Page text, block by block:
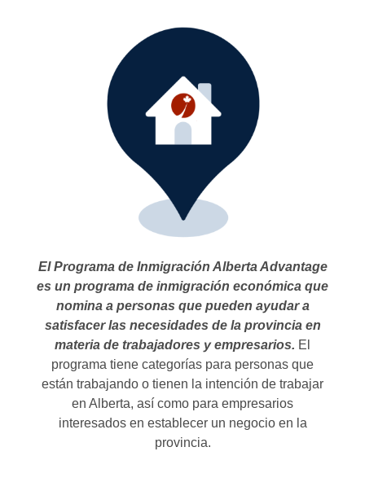
El Programa de Inmigración Alberta Advantage
es un programa de inmigración económica que
nomina a personas que pueden ayudar a
satisfacer las necesidades de la provincia en
materia de trabajadores y empresarios. El
programa tiene categorías para personas que
están trabajando o tienen la intención de trabajar
en Alberta, así como para empresarios
interesados en establecer un negocio en la
provincia.